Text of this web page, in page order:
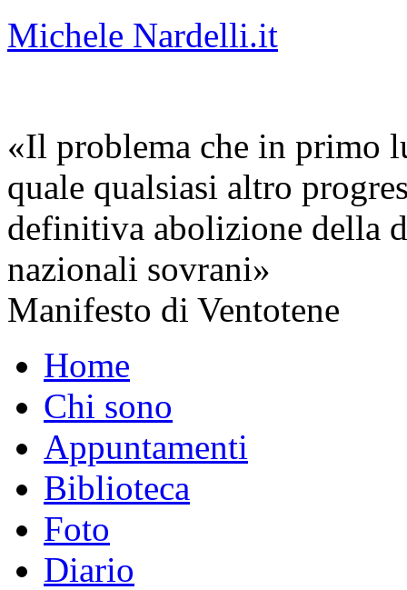
Michele Nardelli.it
«Il problema che in primo
quale qualsiasi altro
definitiva abolizione della
nazionali sovrani»
Manifesto di Ventotene
Home
Chi sono
Appuntamenti
Biblioteca
Foto
Diario